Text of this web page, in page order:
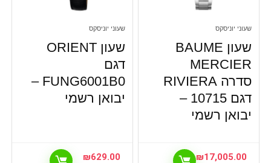
שעוני יוניסקס
שעון BAUME
MERCIER
סדרה RIVIERA
דגם 10715 –
יבואן רשמי
₪17,005.00
שעוני יוניסקס
שעון ORIENT
דגם
FUNG6001B0 –
יבואן רשמי
₪629.00